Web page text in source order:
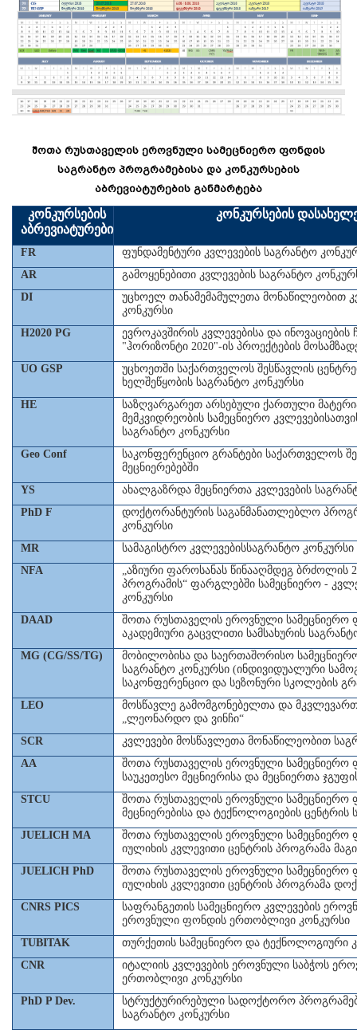
შოთა რუსთაველის ეროვნული სამეცნიერო ფონდის
საგრანტო პროგრამებისა და კონკურსების
აბრევიატურების განმარტება
კონკურსების
აბრევიატურები
კონკურსების
FR
ფუნდამენტური კვლევების საგრანტო
AR
გამოყენებითი კვლევების საგრანტო
DI
უცხოელ თანამემამულეთა მონაწილეობით
კონკურსი
H2020 PG
ევროკავშირის კვლევებისა და
"ჰორიზონტი 2020"-ის პროექტების
UO GSP
უცხოეთში საქართველოს შესწავლის
ხელშეწყობის საგრანტო კონკურსი
HE
საზღვარგარეთ არსებული ქართული
მემკვიდრეობის სამეცნიერო
საგრანტო კონკურსი
Geo Conf
საკონფერენციო გრანტები საქართველოს
მეცნიერებებში
YS
ახალგაზრდა მეცნიერთა კვლევების
PhD F
დოქტორანტურის საგანმანათლებლო
კონკურსი
MR
სამაგისტრო კვლევებისსაგრანტო კონკურსი
NFA
„აზიური ფაროსანას წინააღმდეგ ბრძოლის
პროგრამის“ ფარგლებში სამეცნიერო -
კონკურსი
DAAD
შოთა რუსთაველის ეროვნული სამეცნიერო
აკადემიური გაცვლითი სამსახურის
MG (CG/SS/TG)
მობილობისა და საერთაშორისო
საგრანტო კონკურსი (ინდივიდუალური
საკონფერენციო და სეზონური სკოლების
LEO
მოსწავლე გამომგონებელთა და
„ლეონარდო და ვინჩი“
SCR
კვლევები მოსწავლეთა მონაწილეობით
AA
შოთა რუსთაველის ეროვნული
საუკეთესო მეცნიერისა და მეცნიერთა
STCU
შოთა რუსთაველის ეროვნული სამეცნიერო
მეცნიერებისა და ტექნოლოგიების ცენტრის
JUELICH MA
შოთა რუსთაველის ეროვნული სამეცნიერო
იულიხის კვლევითი ცენტრის პროგრამა
JUELICH PhD
შოთა რუსთაველის ეროვნული სამეცნიერო
იულიხის კვლევითი ცენტრის პროგრამა
CNRS PICS
საფრანგეთის სამეცნიერო კვლევების
ეროვნული ფონდის ერთობლივი კონკურსი
TUBITAK
თურქეთის სამეცნიერო და ტექნოლოგიური
CNR
იტალიის კვლევების ეროვნული საბჭოს
ერთობლივი კონკურსი
PhD P Dev.
სტრუქტურირებული სადოქტორო
საგრანტო კონკურსი